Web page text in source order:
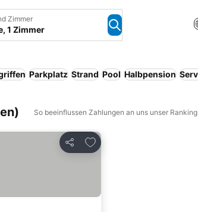
Zimmer
1 Zimmer
Parkplatz Strand Pool Halbpension
So beeinflussen Zahlungen an uns unser Ranking
Teilen
Zu Favoriten hinzufügen